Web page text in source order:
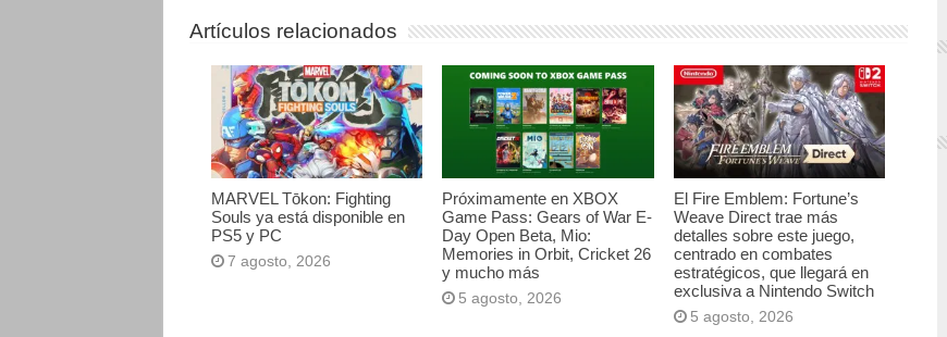
Artículos relacionados
MARVEL Tōkon: Fighting
Souls ya está disponible en
PS5 y PC
7 agosto, 2026
Próximamente en XBOX
Game Pass: Gears of War E-
Day Open Beta, Mio:
Memories in Orbit, Cricket 26
y mucho más
5 agosto, 2026
El Fire Emblem: Fortune’s
Weave Direct trae más
detalles sobre este juego,
centrado en combates
estratégicos, que llegará en
exclusiva a Nintendo Switch
5 agosto, 2026